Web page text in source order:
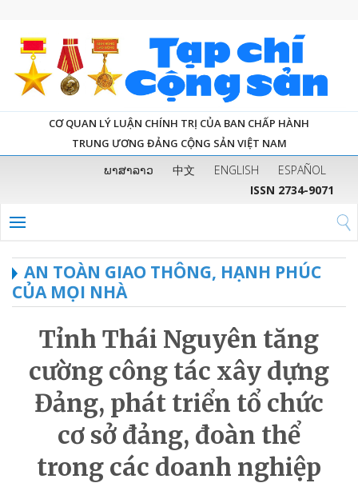
CƠ QUAN LÝ LUẬN CHÍNH TRỊ CỦA BAN CHẤP HÀNH
TRUNG ƯƠNG ĐẢNG CỘNG SẢN VIỆT NAM
ພາສາລາວ 中文 ENGLISH
ESPAÑOL
ISSN 2734-9071
AN TOÀN GIAO THÔNG, HẠNH PHÚC
CỦA MỌI NHÀ
Tỉnh Thái Nguyên tăng
cường công tác xây dựng
Đảng, phát triển tổ chức
cơ sở đảng, đoàn thể
trong các doanh nghiệp